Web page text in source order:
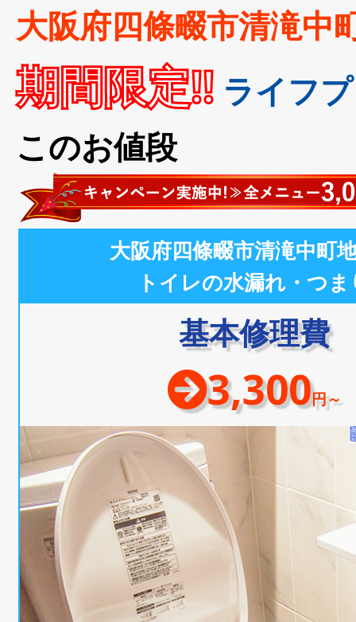
大阪府四條畷市清滝中
期間限定!! ライフ
このお値段
大阪府四條畷市清滝中町
トイレの水漏れ・つま
基本修理費
3,300円～